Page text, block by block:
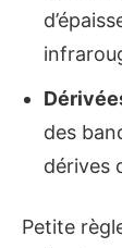
des
dérives
Petite